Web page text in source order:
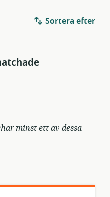
Sortera efter
minst ett av dessa